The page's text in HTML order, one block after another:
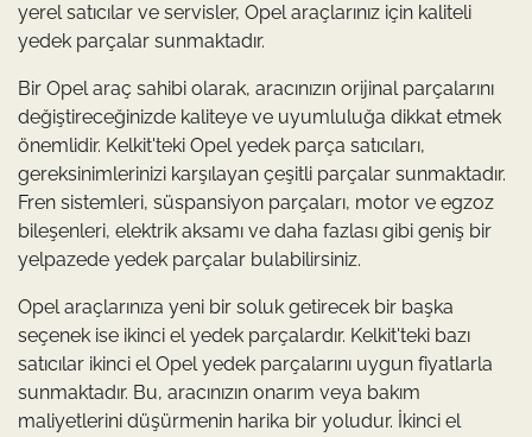
yerel satıcılar ve servisler, Opel araçlarınız için kaliteli
yedek parçalar sunmaktadır.
Bir Opel araç sahibi olarak, aracınızın orijinal parçalarını
değiştireceğinizde kaliteye ve uyumluluğa dikkat etmek
önemlidir. Kelkit'teki Opel yedek parça satıcıları,
gereksinimlerinizi karşılayan çeşitli parçalar sunmaktadır.
Fren sistemleri, süspansiyon parçaları, motor ve egzoz
bileşenleri, elektrik aksamı ve daha fazlası gibi geniş bir
yelpazede yedek parçalar bulabilirsiniz.
Opel araçlarınıza yeni bir soluk getirecek bir başka
seçenek ise ikinci el yedek parçalardır. Kelkit'teki bazı
satıcılar ikinci el Opel yedek parçalarını uygun fiyatlarla
sunmaktadır. Bu, aracınızın onarım veya bakım
maliyetlerini düşürmenin harika bir yoludur. İkinci el